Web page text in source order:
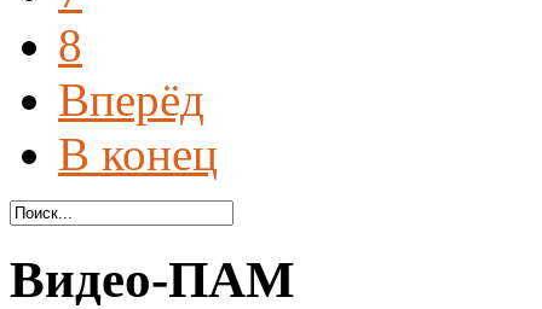
8
Вперёд
В конец
Видео-ПАМ